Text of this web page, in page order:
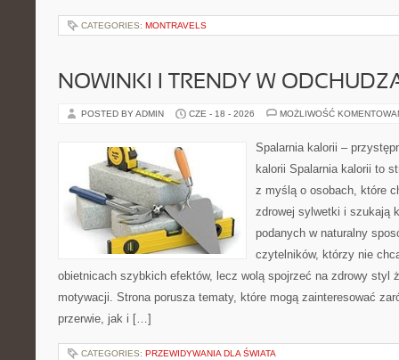
CATEGORIES: MONTRAVELS
NOWINKI I TRENDY W
POSTED BY ADMIN CZE - 18 - 2026 MOŻLIWOŚĆ
Spalarnia kalorii –
kalorii Spalarnia kalorii to
z myślą o osobach, które
zdrowej sylwetki i szukają
podanych w naturalny
czytelników, którzy nie
obietnicach szybkich efektów, lecz wolą spojrzeć na zdrowy styl
motywacji. Strona porusza tematy, które mogą zainteresować
przerwie, jak i […]
CATEGORIES: PRZEWIDYWANIA DLA ŚWIATA